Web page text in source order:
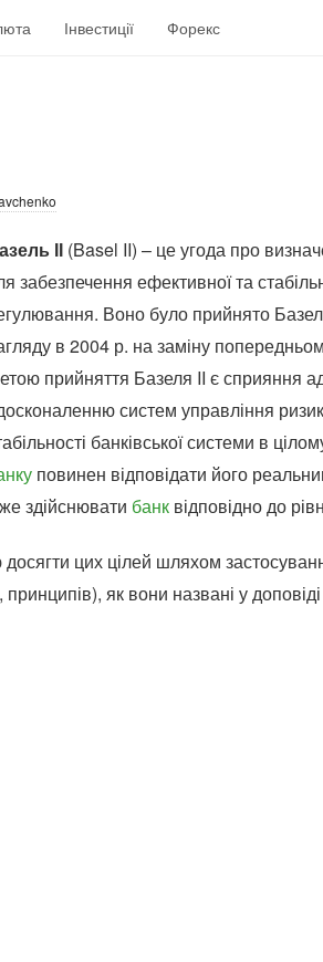
Інвестиції Форекс
ІІ (Basel II) – це угода про
забезпечення ефективної та
Воно було прийнято
в 2004 р. на заміну
прийняття Базеля II є сприяння
систем управління
банківської системи в
повинен відповідати його
здійснювати банк відповідно до
цих цілей шляхом
як вони названі у